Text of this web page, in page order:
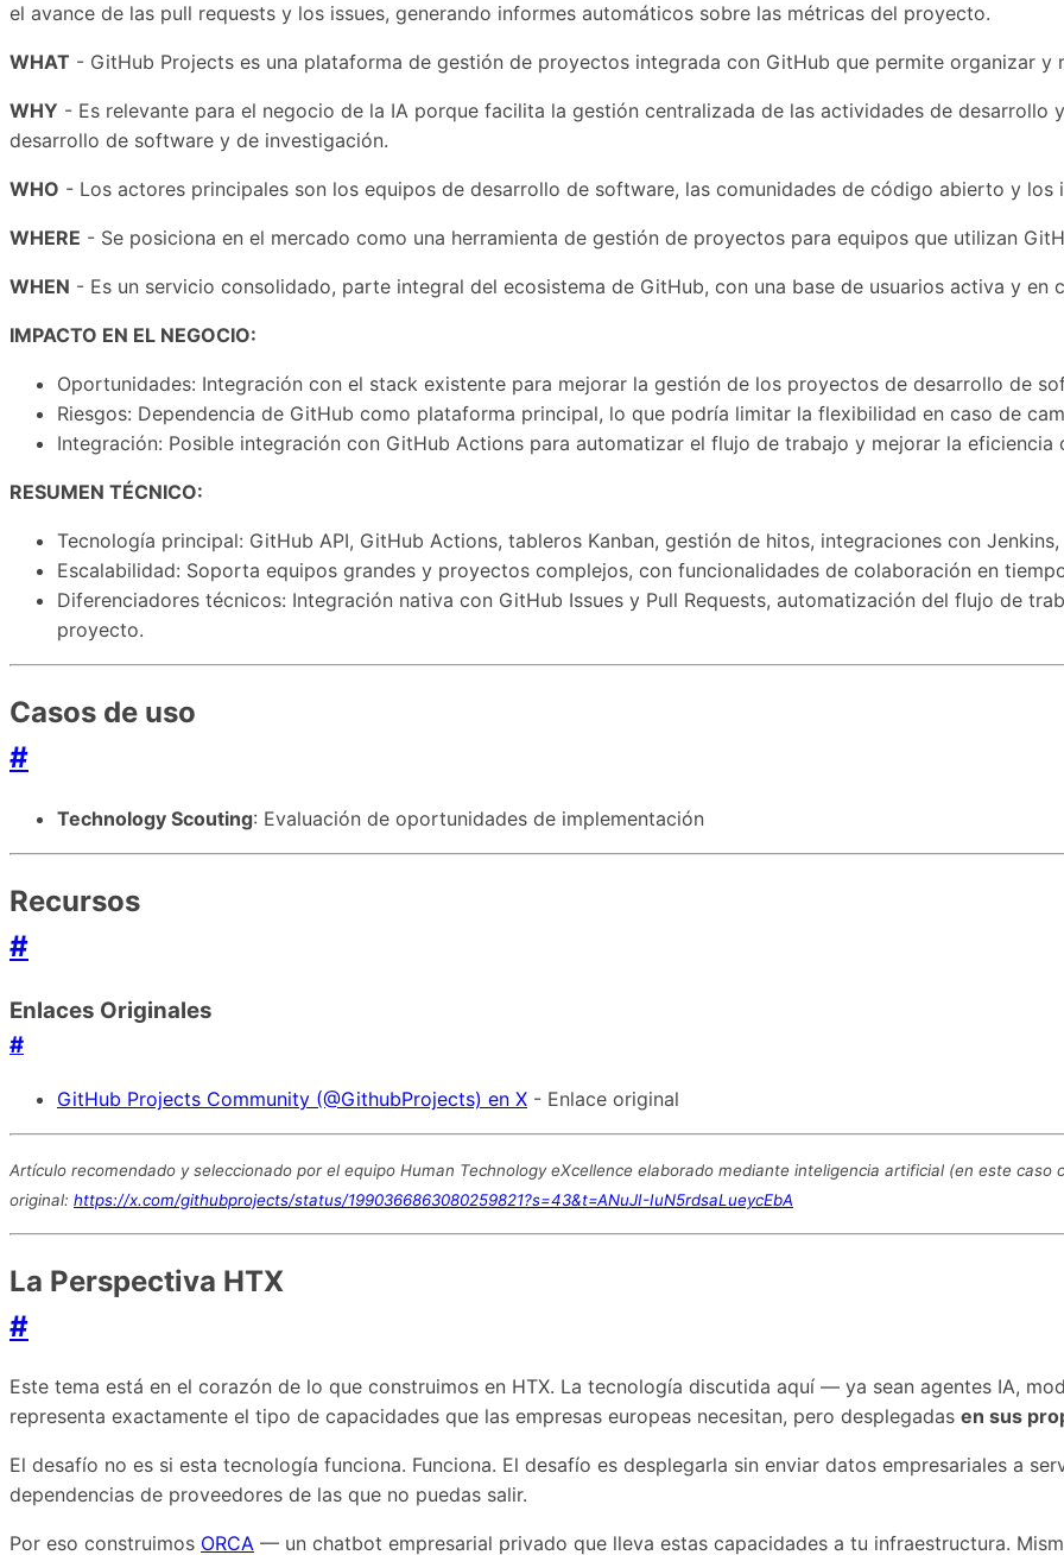
el avance de las pull requests y los issues, generando informes automáticos sobre las métricas del proyecto.
WHAT - GitHub Projects es una plataforma de gestión de proyectos integrada con GitHub que permite organizar
WHY - Es relevante para el negocio de la IA porque facilita la gestión centralizada de las actividades de
desarrollo de software y de investigación.
WHO - Los actores principales son los equipos de desarrollo de software, las comunidades de código abierto y los
WHERE - Se posiciona en el mercado como una herramienta de gestión de proyectos para equipos que utilizan
WHEN - Es un servicio consolidado, parte integral del ecosistema de GitHub, con una base de usuarios activa y en
IMPACTO EN EL NEGOCIO:
Oportunidades: Integración con el stack existente para mejorar la gestión de los proyectos de desarrollo de
Riesgos: Dependencia de GitHub como plataforma principal, lo que podría limitar la flexibilidad en caso de
Integración: Posible integración con GitHub Actions para automatizar el flujo de trabajo y mejorar la eficiencia
RESUMEN TÉCNICO:
Tecnología principal: GitHub API, GitHub Actions, tableros Kanban, gestión de hitos, integraciones con Jenkins,
Escalabilidad: Soporta equipos grandes y proyectos complejos, con funcionalidades de colaboración en
Diferenciadores técnicos: Integración nativa con GitHub Issues y Pull Requests, automatización del flujo de
proyecto.
Casos de uso
#
Technology Scouting: Evaluación de oportunidades de implementación
Recursos
#
Enlaces Originales
#
GitHub Projects Community (@GithubProjects) en X - Enlace original
Artículo recomendado y seleccionado por el equipo Human Technology eXcellence elaborado mediante inteligencia artificial (en este caso
original: https://x.com/githubprojects/status/1990366863080259821?s=43&t=ANuJI-IuN5rdsaLueycEbA
La Perspectiva HTX
#
Este tema está en el corazón de lo que construimos en HTX. La tecnología discutida aquí — ya sean agentes IA,
representa exactamente el tipo de capacidades que las empresas europeas necesitan, pero desplegadas en sus
El desafío no es si esta tecnología funciona. Funciona. El desafío es desplegarla sin enviar datos empresariales a
dependencias de proveedores de las que no puedas salir.
Por eso construimos ORCA — un chatbot empresarial privado que lleva estas capacidades a tu infraestructura.